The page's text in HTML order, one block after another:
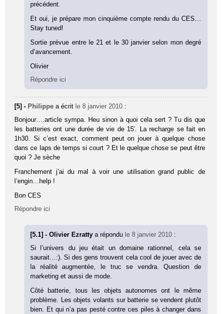
précédent.
Et oui, je prépare mon cinquième compte rendu du CES…
Stay tuned!
Sortie prévue entre le 21 et le 30 janvier selon mon degré
d’avancement.
Olivier
Répondre ici
[5] - Philippe a écrit le 8 janvier 2010 :
Bonjour….article sympa. Heu sinon à quoi cela sert ? Tu dis que
les batteries ont une durée de vie de 15′. La recharge se fait en
1h30. Si c’est exact, comment peut on jouer à quelque chose
dans ce laps de temps si court ? Et le quelque chose se peut être
quoi ? Je sèche
Franchement j’ai du mal à voir une utilisation grand public de
l’engin…help !
Bon CES
Répondre ici
[5.1] - Olivier Ezrattya répondu le 8 janvier 2010 :
Si l’univers du jeu était un domaine rationnel, cela se
saurait…:). Si des gens trouvent cela cool de jouer avec de
la réalité augmentée, le truc se vendra. Question de
marketing et aussi de mode.
Côté batterie, tous les objets autonomes ont le même
problème. Les objets volants sur batterie se vendent plutôt
bien. Et qui n’a pas pesté contre ces piles à changer dans